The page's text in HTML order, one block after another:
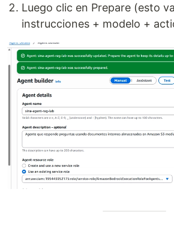
Luego clic en Prepare (esto
instrucciones + modelo +